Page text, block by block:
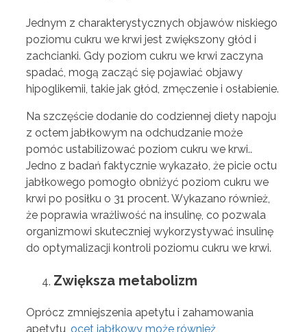
Jednym z charakterystycznych objawów niskiego
poziomu cukru we krwi jest zwiększony głód i
zachcianki. Gdy poziom cukru we krwi zaczyna
spadać, mogą zacząć się pojawiać objawy
hipoglikemii, takie jak głód, zmęczenie i osłabienie.
Na szczęście dodanie do codziennej diety napoju
z octem jabłkowym na odchudzanie może
pomóc ustabilizować poziom cukru we krwi..
Jedno z badań faktycznie wykazało, że picie octu
jabłkowego pomogło obniżyć poziom cukru we
krwi po posiłku o 31 procent. Wykazano również,
że poprawia wrażliwość na insulinę, co pozwala
organizmowi skuteczniej wykorzystywać insulinę
do optymalizacji kontroli poziomu cukru we krwi.
Zwiększa metabolizm
Oprócz zmniejszenia apetytu i zahamowania
apetytu, ocet jabłkowy może również